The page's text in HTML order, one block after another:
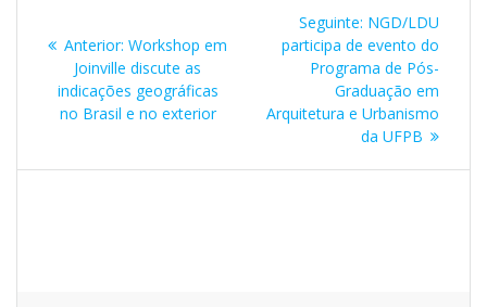
de
Post
Anterior: Post
anterior:
Workshop em
Joinville discute as
indicações geográficas
no Brasil e no exterior
Seguinte: Post
seguinte:
NGD/LDU
participa de evento do
Programa de Pós-
Graduação em
Arquitetura e Urbanismo
da UFPB